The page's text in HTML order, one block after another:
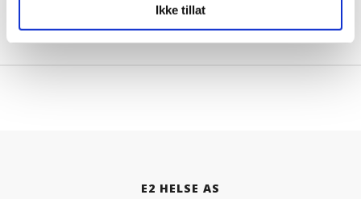
Ikke tillat
Nygårdsveien 84, 3221 Sandefjord
E2 HELSE AS